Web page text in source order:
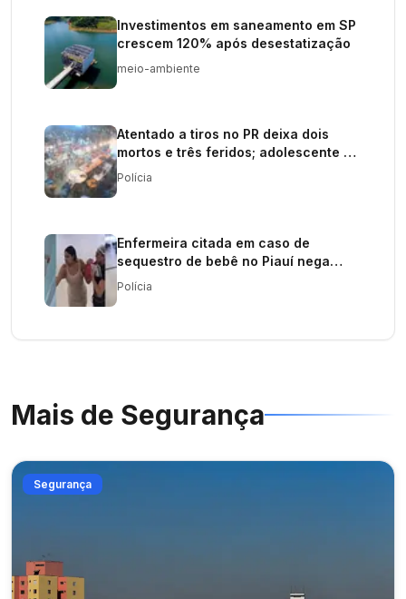
Investimentos em saneamento em SP
crescem 120% após desestatização
meio-ambiente
Atentado a tiros no PR deixa dois
mortos e três feridos; adolescente é
procurado
Polícia
Enfermeira citada em caso de
sequestro de bebê no Piauí nega
envolvimento; investigação continua
Polícia
Mais de Segurança
Segurança